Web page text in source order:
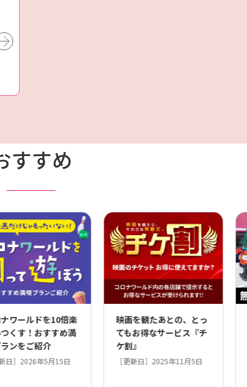
すすめ
ワールドを10倍楽
くす！おすすめ満
ンをご紹介
新日］2026年5月15日
映画を観たあとの、とっ
てもお得なサービス『チ
ケ割』
［更新日］2025年11月5日